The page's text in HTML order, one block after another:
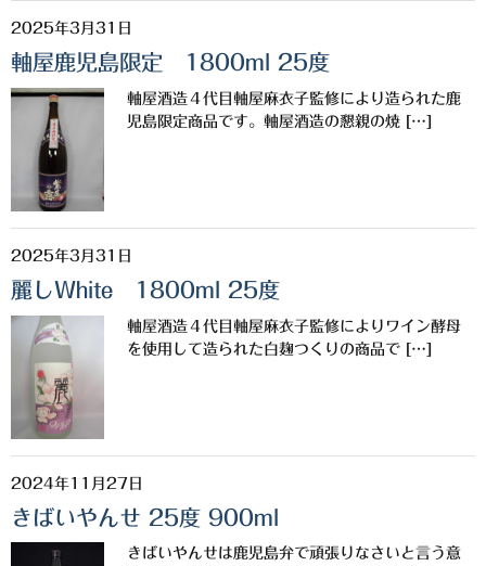
2025年3月31日
軸屋鹿児島限定 1800ml 25度
軸屋酒造４代目軸屋麻衣子監修により造られた鹿
児島限定商品です。軸屋酒造の懇親の焼 […]
2025年3月31日
麗しWhite 1800ml 25度
軸屋酒造４代目軸屋麻衣子監修によりワイン酵母
を使用して造られた白麹つくりの商品で […]
2024年11月27日
きばいやんせ 25度 900ml
きばいやんせは鹿児島弁で頑張りなさいと言う意